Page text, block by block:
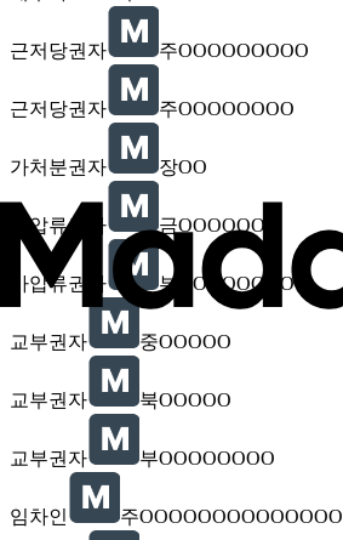
근저당권자 주OOOOOOOOO
근저당권자 주OOOOOOOO
가처분권자 장OO
가압류권자 금OOOOOOO
가압류권자 부OOOOOOOOO
교부권자 중OOOOO
교부권자 북OOOOO
교부권자 부OOOOOOOO
임차인 주OOOOOOOOOOOOOO